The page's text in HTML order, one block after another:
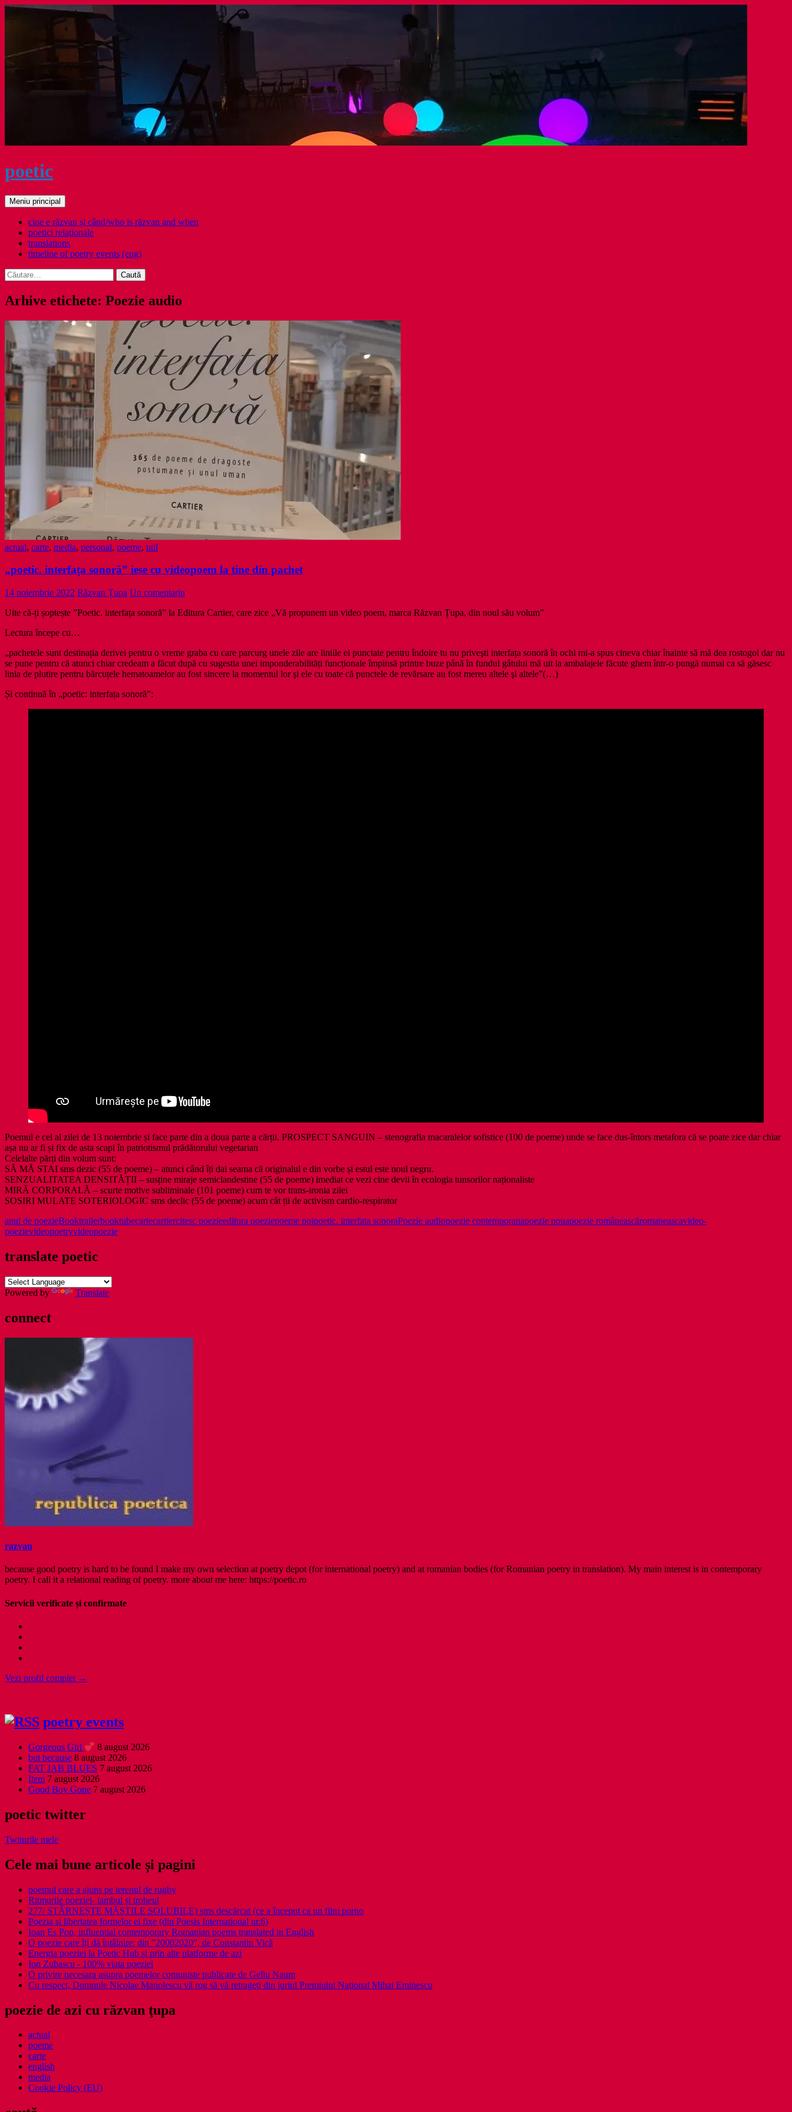
Sari
poetic
Caută
Meniu principal
cine e răzvan și când/who is răzvan and when
poetici relaţionale
translations
timeline of poetry events (eng)
Caută
după:
Arhive etichete: Poezie audio
actual, carte, media, personal, poeme, util
„poetic. interfața sonoră” iese cu videopoem la tine din pachet
14 noiembrie 2022 Răzvan Țupa Un comentariu
Uite că-ți șoptește ”Poetic. interfața sonoră” la Editura Cartier, care zice „Vă propunem un video poem, marca Răzvan Țupa, din noul său volum”
Lectura începe cu…
„pachetele sunt destinația derivei pentru o vreme graba cu care parcurg unele zile are liniile ei punctate pentru îndoire tu nu priveşti interfața sonoră în ochi mi-a spus cineva chiar înainte să mă dea rostogol dar nu
se pune pentru că atunci chiar credeam a făcut după cu sugestia unei imponderabilități funcționale împinsă printre buze până în fundul gâtului mă uit la ambalajele făcute ghem într-o pungă numai ca să găsesc
linia de plutire pentru bărcuțele hematoamelor au fost sincere la momentul lor şi ele cu toate că punctele de revărsare au fost mereu altele şi altele”(…)
Și continuă în „poetic: interfața sonoră”:
Poemul e cel al zilei de 13 noiembrie și face parte din a doua parte a cărții, PROSPECT SANGUIN – stenografia macaralelor sofistice (100 de poeme) unde se face dus-întors metafora că se poate zice dar chiar
așa nu ar fi și fix de asta scapi în patriotismul prădătorului vegetarian
Celelalte părți din volum sunt:
SĂ MĂ STAI sms dezic (55 de poeme) – atunci când îți dai seama că originalul e din vorbe și estul este noul negru.
SENZUALITATEA DENSITĂȚII – susține miraje semiclandestine (55 de poeme) imediat ce vezi cine devii în ecologia tunsorilor naționaliste
MIRĂ CORPORALĂ – scurte motive subliminale (101 poeme) cum te vor trans-ironia zilei
SOSIRI MULATE SOTERIOLOGIC sms declic (55 de poeme) acum cât ții de activism cardio-respirator
anul de poezieBooktrailerbooktubecartecartiercitesc poezieeditura poeziepoeme noipoetic. interfata sonoraPoezie audiopoezie contemporanapoezie nouapoezie româneascăromaneascavideo-
poezievideopoetryvideopoezie
translate poetic
Powered by Translate
connect
razvan
because good poetry is hard to be found I make my own selection at poetry depot (for international poetry) and at romanian bodies (for Romanian poetry in translation). My main interest is in contemporary
poetry. I call it a relational reading of poetry. more about me here: https://poetic.ro
Servicii verificate și confirmate
Vezi profil complet →
poetry events
Gorgeous Girl
8 august 2026
but because 8 august 2026
FAT JAB BLUES 7 august 2026
Item 7 august 2026
Good Boy Gone 7 august 2026
poetic twitter
Twiturile mele
Cele mai bune articole și pagini
poemul care a ajuns pe terenul de rugby
Ritmurile poeziei- iambul și troheul
277/ STÂRNEȘTE MĂȘTILE SOLUBILE) sms descărcat (ce a început ca un film porno
Poezia şi libertatea formelor ei fixe (din Poesis International nr.6)
Ioan Es Pop, influential contemporary Romanian poems translated in English
O poezie care îți dă întâlnire: din ”20002020”, de Constantin Vică
Energia poeziei la Poetic Hub și prin alte platforme de azi
Ion Zubascu - 100% viata poeziei
O privire necesara asupra poemelor comuniste publicate de Gellu Naum
Cu respect, Domnule Nicolae Manolescu vă rog să vă retrageţi din juriul Premiului Naţional Mihai Eminescu
poezie de azi cu răzvan ţupa
actual
poeme
carte
english
media
Cookie Policy (EU)